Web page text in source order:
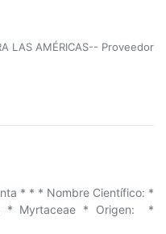
LAS AMÉRICAS-- Proveedor
* * * Nombre Científico: *
* Myrtaceae * Origen: *